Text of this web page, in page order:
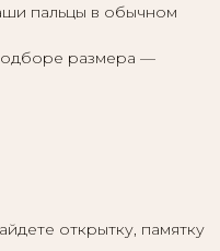
пальцы в обычном
размера —
открытку, памятку